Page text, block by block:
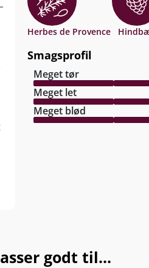
Herbes de Provence
Smagsprofil
Meget tør
Meget let
Meget blød
godt til...